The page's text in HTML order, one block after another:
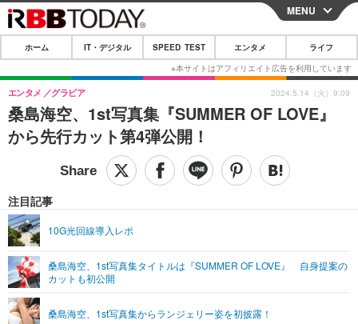
CLOSE
ホーム
IT・デジタル
IT・デジタルTOP スマートフォン
ショッピング その他
SPEED TEST
エンタメTOP 映画・ドラマ
グラビア
ショッピング その他
ライフTOP
その他
リリース一覧
プッシュ通知の停止方法
MENU
ホーム IT・デジタル SPEED TEST エンタメ ライフ
桑島海空、1st写真集『SUMMER OF LOVE』
から先行カット第4弾公開！
エンタメ グラビア
注目記事
10G光回線導入レポ
桑島海空、1st写真集タイトルは『SUMMER OF LOVE』 自身提案の
カットも初公開
桑島海空、1st写真集からランジェリー姿を初披露！
2024.5.14（火）9:09